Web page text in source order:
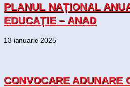
PLANUL NAȚIONAL
EDUCAȚIE – ANAD
13 ianuarie 2025
CONVOCARE ADUNARE